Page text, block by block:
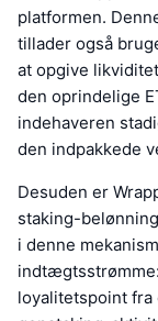
platformen.
tillader også
at opgive
den oprindelige
indehaveren
den indpakkede
Desuden er
staking-
i denne
loyalitetspoint